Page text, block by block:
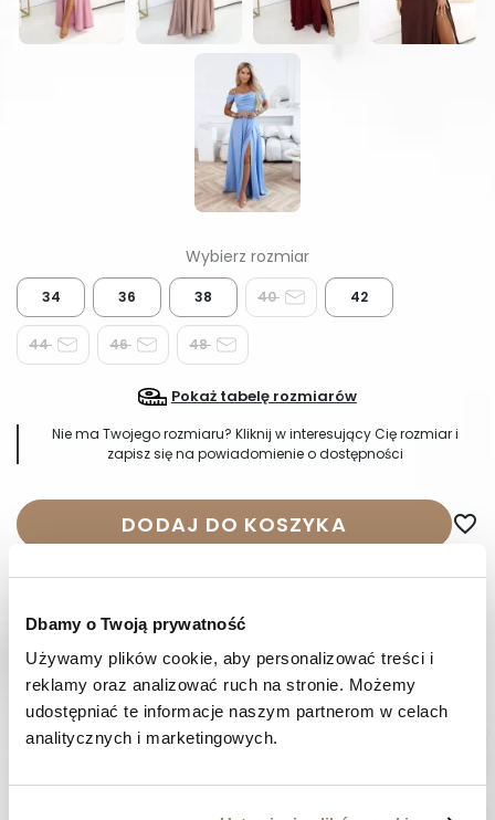
Dbamy o Twoją prywatność
Używamy plików cookie, aby personalizować treści i
reklamy oraz analizować ruch na stronie. Możemy
udostępniać te informacje naszym partnerom w celach
analitycznych i marketingowych.
34 36 38 40 42
44 46 48
Pokaż tabelę rozmiarów
Nie ma Twojego rozmiaru? Kliknij w interesujący Cię rozmiar i
zapisz się na powiadomienie o dostępności
DODAJ DO KOSZYKA favorite_border
Wysyłka w 24-48 godzin 14 dnina zwrot
OPIS
SKŁAD I MATERIAŁ